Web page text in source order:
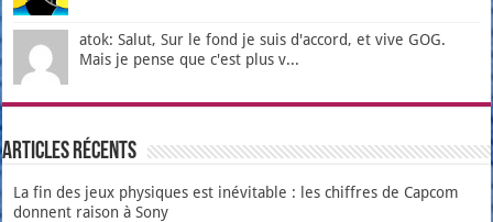
atok: Salut, Sur le fond je suis d'accord, et vive GOG.
Mais je pense que c'est plus v...
Articles récents
La fin des jeux physiques est inévitable : les chiffres de Capcom
donnent raison à Sony